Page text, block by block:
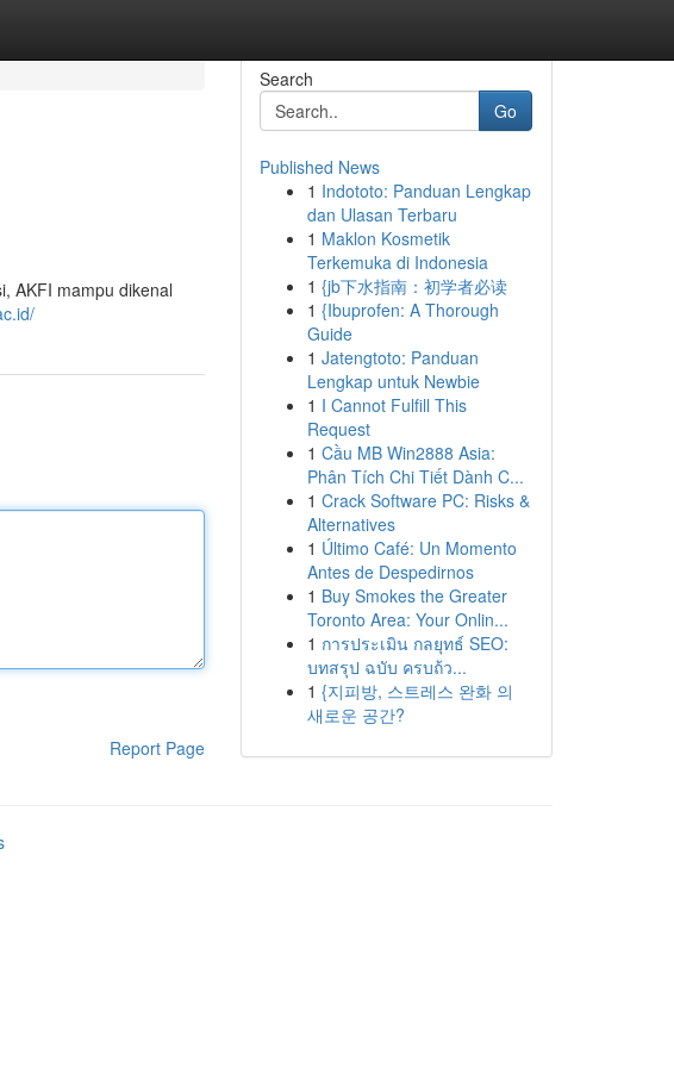
AKFI mampu dikenal
Report Page
Search
Go
Published News
1 Indototo: Panduan Lengkap
dan Ulasan Terbaru
1 Maklon Kosmetik
Terkemuka di Indonesia
1 {jb下水指南：初学者必读
1 {Ibuprofen: A Thorough
Guide
1 Jatengtoto: Panduan
Lengkap untuk Newbie
1 I Cannot Fulfill This
Request
1 Cầu MB Win2888 Asia:
Phân Tích Chi Tiết Dành C...
1 Crack Software PC: Risks &
Alternatives
1 Último Café: Un Momento
Antes de Despedirnos
1 Buy Smokes the Greater
Toronto Area: Your Onlin...
1 การประเมิน กลยุทธ์ SEO:
บทสรุป ฉบับ ครบถ้ว...
1 {지피방, 스트레스 완화 의
새로운 공간?